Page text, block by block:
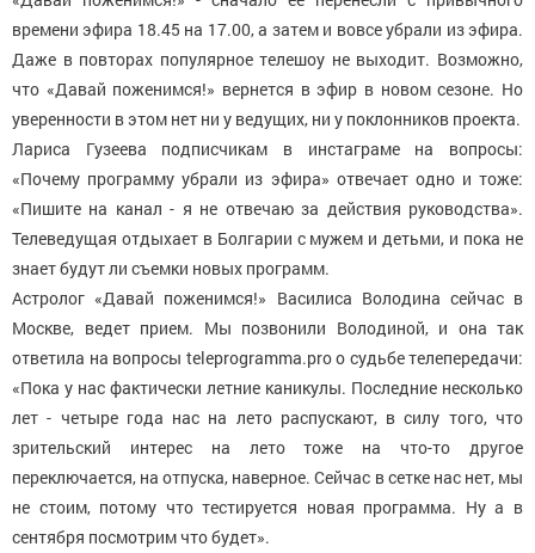
времени эфира 18.45 на 17.00, а затем и вовсе убрали из эфира.
Даже в повторах популярное телешоу не выходит. Возможно,
что «Давай поженимся!» вернется в эфир в новом сезоне. Но
уверенности в этом нет ни у ведущих, ни у поклонников проекта.
Лариса Гузеева подписчикам в инстаграме на вопросы:
«Почему программу убрали из эфира» отвечает одно и тоже:
«Пишите на канал - я не отвечаю за действия руководства».
Телеведущая отдыхает в Болгарии с мужем и детьми, и пока не
знает будут ли съемки новых программ.
Астролог «Давай поженимся!» Василиса Володина сейчас в
Москве, ведет прием. Мы позвонили Володиной, и она так
ответила на вопросы teleprogramma.pro о судьбе телепередачи:
«Пока у нас фактически летние каникулы. Последние несколько
лет - четыре года нас на лето распускают, в силу того, что
зрительский интерес на лето тоже на что-то другое
переключается, на отпуска, наверное. Сейчас в сетке нас нет, мы
не стоим, потому что тестируется новая программа. Ну а в
сентября посмотрим что будет».